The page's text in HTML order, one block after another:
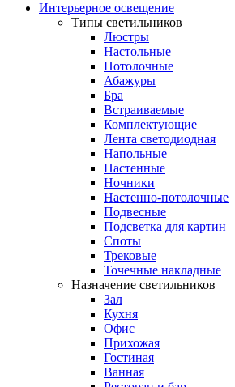
Интерьерное освещение
Типы светильников
Люстры
Настольные
Потолочные
Абажуры
Бра
Встраиваемые
Комплектующие
Лента светодиодная
Напольные
Настенные
Ночники
Настенно-потолочные
Подвесные
Подсветка для картин
Споты
Трековые
Точечные накладные
Назначение светильников
Зал
Кухня
Офис
Прихожая
Гостиная
Ванная